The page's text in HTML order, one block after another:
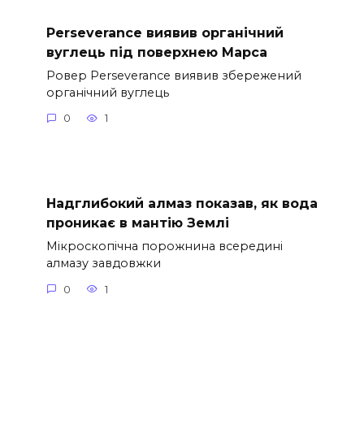
Perseverance виявив органічний
вуглець під поверхнею Марса
Ровер Perseverance виявив збережений
органічний вуглець
0 1
Надглибокий алмаз показав, як вода
проникає в мантію Землі
Мікроскопічна порожнина всередині
алмазу завдовжки
0 1